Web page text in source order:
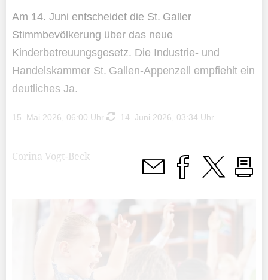
Am 14. Juni entscheidet die St. Galler
Stimmbevölkerung über das neue
Kinderbetreuungsgesetz. Die Industrie- und
Handelskammer St. Gallen-Appenzell empfiehlt ein
deutliches Ja.
15. Mai 2026, 06:00 Uhr 14. Juni 2026, 03:34 Uhr
Corina Vogt-Beck